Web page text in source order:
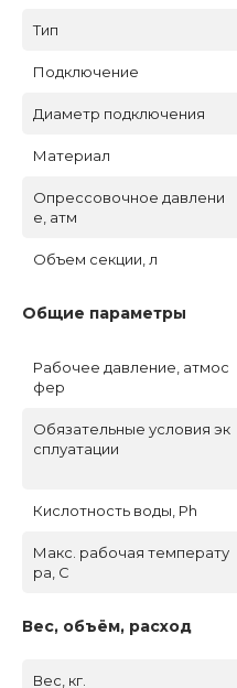
Тип
Подключение
Диаметр подключения
Материал
Опрессовочное давлени
е, атм
Объем секции, л
Общие параметры
Рабочее давление, атмос
фер
Обязательные условия эк
сплуатации
Кислотность воды, Ph
Макс. рабочая температу
ра, C
Вес, объём, расход
Вес, кг.